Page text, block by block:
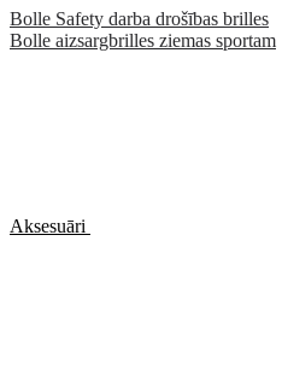
Bolle Safety darba drošības brilles
Bolle aizsargbrilles ziemas sportam
Aksesuāri